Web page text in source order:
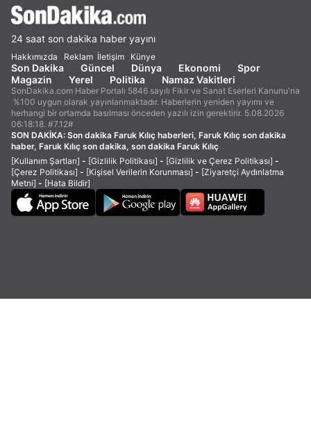
24 saat son dakika haber yayını
Hakkımızda Reklam İletişim Künye
Son Dakika Güncel Dünya Ekonomi
Spor
Magazin
Yerel Politika Namaz Vakitleri
SonDakika.com Haber Portalı 5846 sayılı Fikir ve Sanat Eserleri Kanunu'na
%100 uygun olarak yayınlanmaktadır. Haberlerin yeniden yayımı ve
herhangi bir ortamda basılması önceden yazılı izin gerektirir. 5.08.2026
06:18:18. #7.12#
SON DAKİKA: Son dakika Faruk Kılıç haberleri, Faruk Kılıç son dakika
haber, Faruk Kılıç son dakika, son dakika Faruk Kılıç
[Kullanım Şartları] - [Gizlilik Politikası] - [Gizlilik ve Çerez Politikası] -
[Çerez Politikası] - [Kişisel Verilerin Korunması] - [Ziyaretçi Aydınlatma
Metni] - [Hata Bildir]